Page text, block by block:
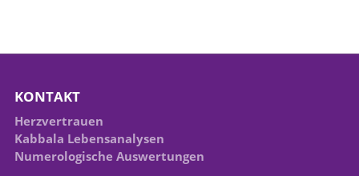
KONTAKT
Herzvertrauen
Kabbala Lebensanalysen
Numerologische Auswertungen